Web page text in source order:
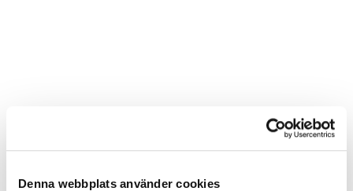
Denna webbplats använder cookies